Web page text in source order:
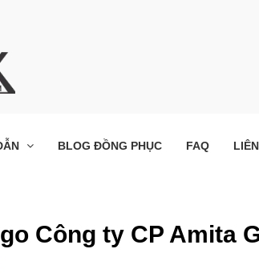
Công ty CP Amita
BLOG ĐỒNG PHỤC FAQ